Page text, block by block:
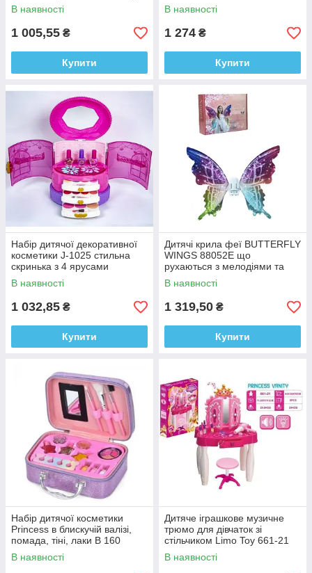
років
В наявності
1 005,55 ₴
Купити
В наявності
1 274 ₴
Купити
Набір дитячої декоративної
косметики J-1025 стильна
скринька з 4 ярусами
В наявності
1 032,85 ₴
Купити
Дитячі крила феї BUTTERFLY
WINGS 88052E що
рухаються з мелодіями та
підсвічуванням від 3х років
В наявності
1 319,50 ₴
Купити
Набір дитячої косметики
Princess в блискучій валізі,
помада, тіні, лаки В 160
В наявності
Дитяче іграшкове музичне
трюмо для дівчаток зі
стільчиком Limo Toy 661-21
В наявності